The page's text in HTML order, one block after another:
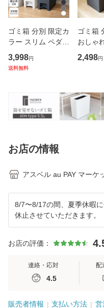
ゴミ箱 分別 限定カ
ラー スリム ペダル
おしゃれ キッチン
ふた付き 縦型 大容
ックス リビング ご
み箱
3,998円
送料無料
ゴミ箱
おしゃ
ふた付
量 密閉
グ プッ
2,498円
お店の情報
アスベル au PAY マーケ
8/7〜8/17の間、夏季休暇
休止させていただきます。
お店の評価：
連絡・応対
4.5
配
販売者情報 支払い方法 営